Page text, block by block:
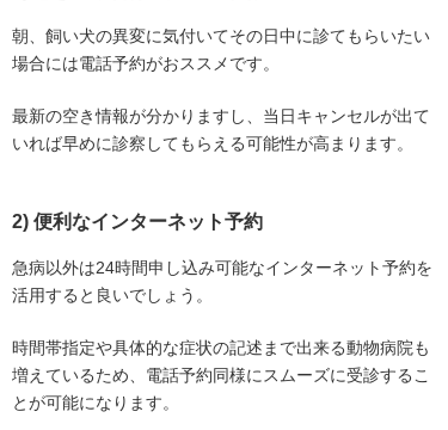
朝、飼い犬の異変に気付いてその日中に診てもらいたい
場合には電話予約がおススメです。
最新の空き情報が分かりますし、当日キャンセルが出て
いれば早めに診察してもらえる可能性が高まります。
2) 便利なインターネット予約
急病以外は24時間申し込み可能なインターネット予約を
活用すると良いでしょう。
時間帯指定や具体的な症状の記述まで出来る動物病院も
増えているため、電話予約同様にスムーズに受診するこ
とが可能になります。